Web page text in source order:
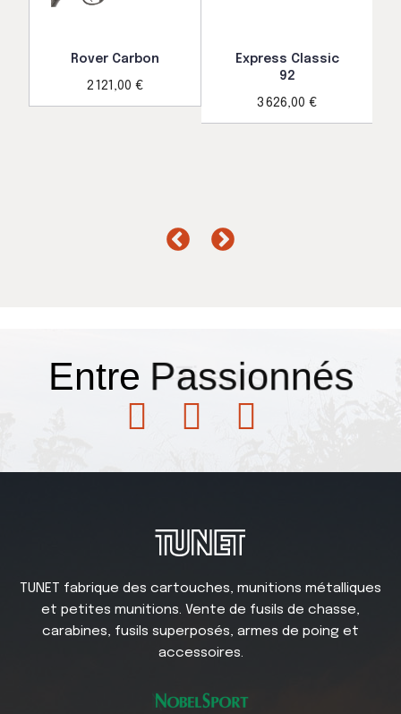
Rover Carbon
2 121,00 €
Express Classic
92
3 626,00 €
Entre Passionnés
TUNET fabrique des cartouches, munitions métalliques
et petites munitions. Vente de fusils de chasse,
carabines, fusils superposés, armes de poing et
accessoires.